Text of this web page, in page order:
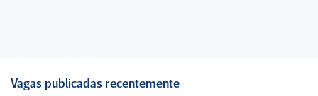
Vagas publicadas recentemente